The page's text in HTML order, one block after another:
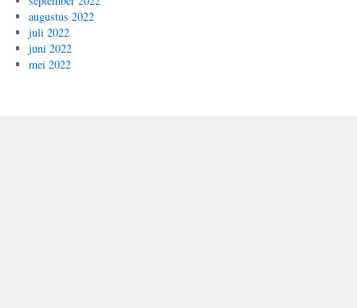
augustus 2022
juli 2022
juni 2022
mei 2022